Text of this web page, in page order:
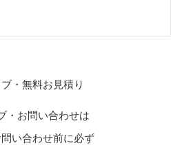
い合わせ前に必ず